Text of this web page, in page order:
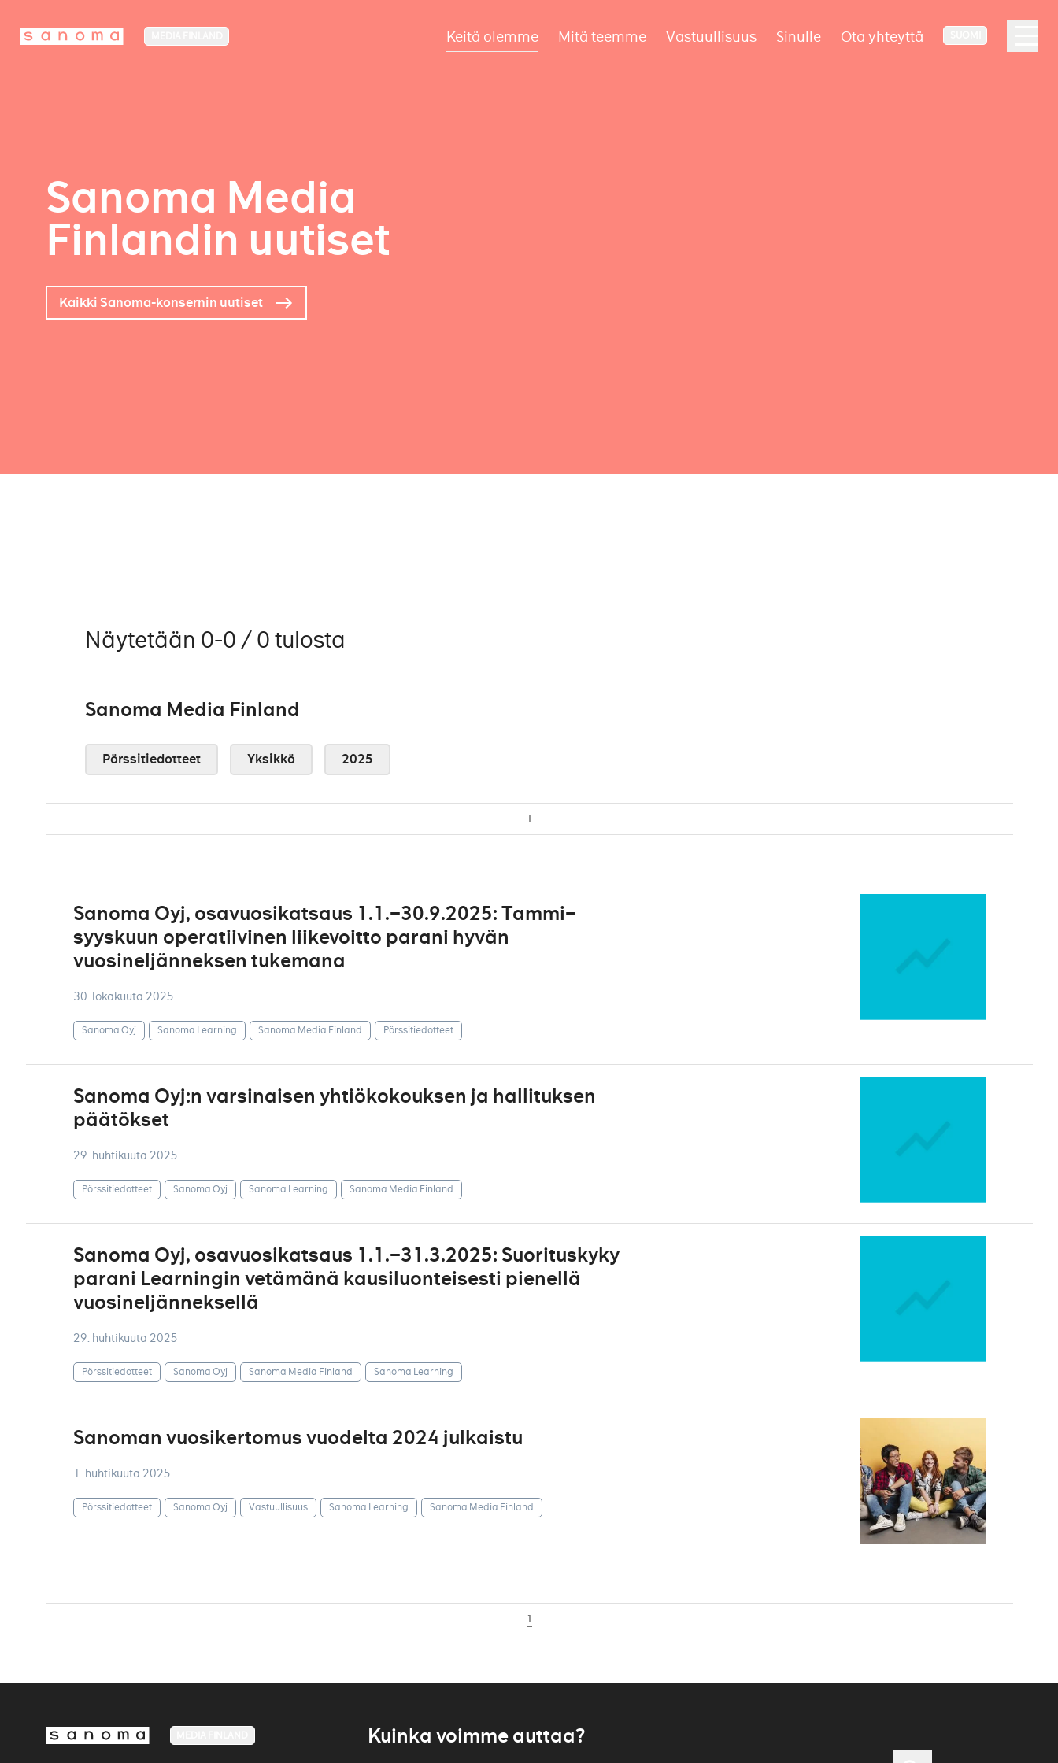
Keitä olemme Mitä teemme Vastuullisuus Sinulle Ota yhteyttä
Sanoma Media
Finlandin uutiset
Kaikki Sanoma-konsernin uutiset
Näytetään 0-0 / 0 tulosta
Sanoma Media Finland
Pörssitiedotteet Yksikkö 2025
1
Sanoma Oyj, osavuosikatsaus 1.1.–30.9.2025: Tammi–
syyskuun operatiivinen liikevoitto parani hyvän
vuosineljänneksen tukemana
30. lokakuuta 2025
Sanoma Oyj Sanoma Learning Sanoma Media Finland Pörssitiedotteet
Sanoma Oyj:n varsinaisen yhtiökokouksen ja hallituksen
päätökset
29. huhtikuuta 2025
Pörssitiedotteet Sanoma Oyj Sanoma Learning Sanoma Media Finland
Sanoma Oyj, osavuosikatsaus 1.1.–31.3.2025: Suorituskyky
parani Learningin vetämänä kausiluonteisesti pienellä
vuosineljänneksellä
29. huhtikuuta 2025
Pörssitiedotteet Sanoma Oyj Sanoma Media Finland Sanoma Learning
Sanoman vuosikertomus vuodelta 2024 julkaistu
1. huhtikuuta 2025
Pörssitiedotteet Sanoma Oyj Vastuullisuus Sanoma Learning Sanoma Media Finland
1
Kuinka voimme auttaa?